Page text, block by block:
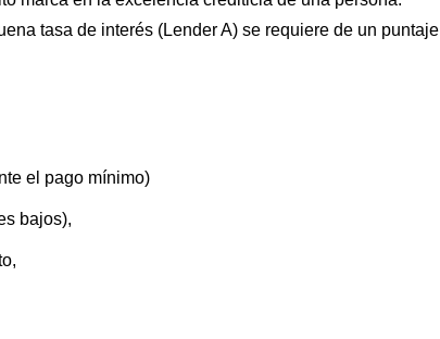
tasa de interés (Lender A) se requiere de un puntaje
el pago mínimo)
bajos),